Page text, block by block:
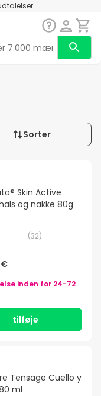
Sorter
Skin Active
og nakke 80g
(32)
€
inden for 24-72
tilføje
Tensage Cuello y
ml